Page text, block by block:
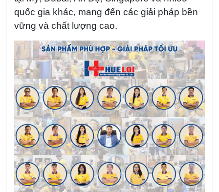
quốc gia khác, mang đến các giải pháp bền
vững và chất lượng cao.